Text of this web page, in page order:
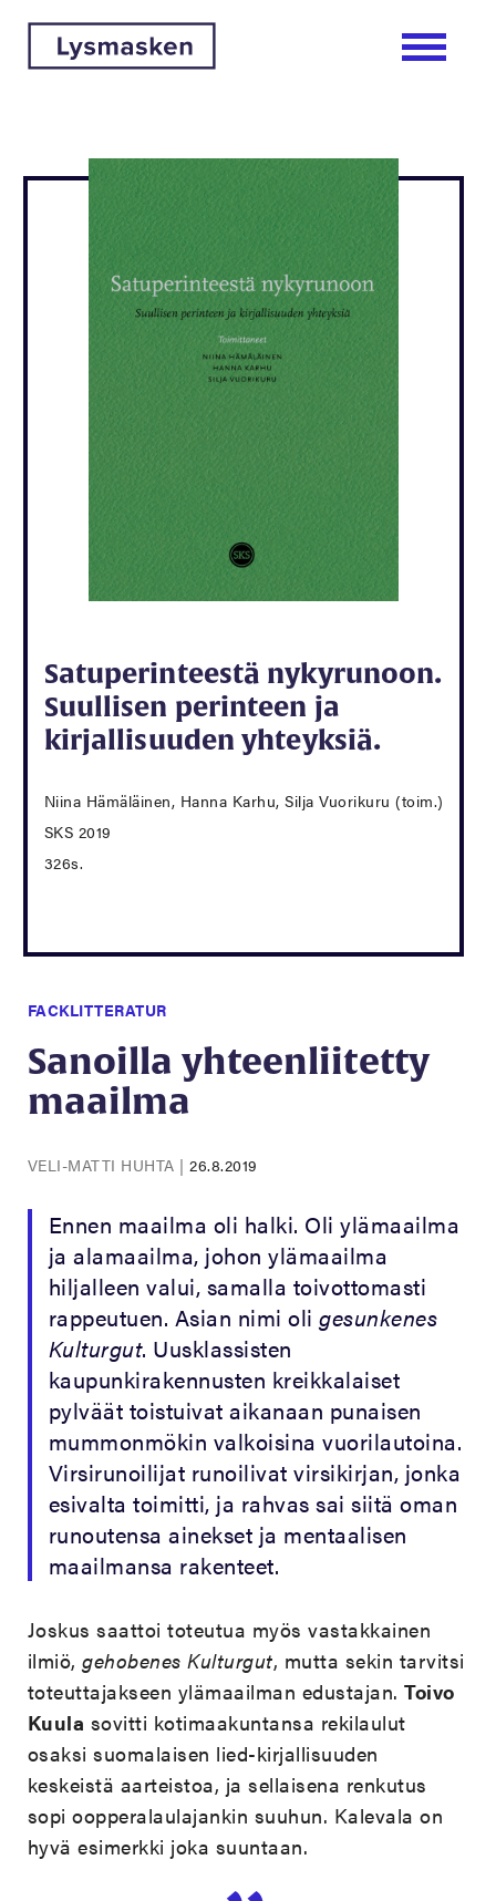
Satuperinteestä nykyrunoon.
Suullisen perinteen ja
kirjallisuuden yhteyksiä.
Niina Hämäläinen, Hanna Karhu, Silja Vuorikuru (toim.)
SKS 2019
326s.
FACKLITTERATUR
Sanoilla yhteenliitetty
maailma
VELI-MATTI HUHTA |26.8.2019
Ennen maailma oli halki. Oli ylämaailma
ja alamaailma, johon ylämaailma
hiljalleen valui, samalla toivottomasti
rappeutuen. Asian nimi oligesunkenes
Kulturgut. Uusklassisten
kaupunkirakennusten kreikkalaiset
pylväät toistuivat aikanaan punaisen
mummonmökin valkoisina vuorilautoina.
Virsirunoilijat runoilivat virsikirjan, jonka
esivalta toimitti, ja rahvas sai siitä oman
runoutensa ainekset ja mentaalisen
maailmansa rakenteet.
Joskus saattoi toteutua myös vastakkainen
ilmiö,gehobenes Kulturgut, mutta sekin tarvitsi
toteuttajakseen ylämaailman edustajan.Toivo
Kuula sovitti kotimaakuntansa rekilaulut
osaksi suomalaisen lied-kirjallisuuden
keskeistä aarteistoa, ja sellaisena renkutus
sopi oopperalaulajankin suuhun. Kalevala on
hyvä esimerkki joka suuntaan.